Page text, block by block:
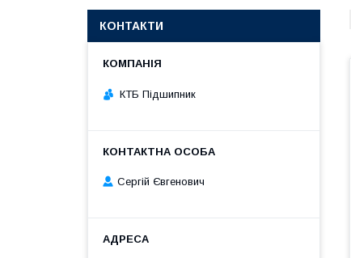
КОНТАКТИ
КТБ Підшипник
Сергій Євгенович